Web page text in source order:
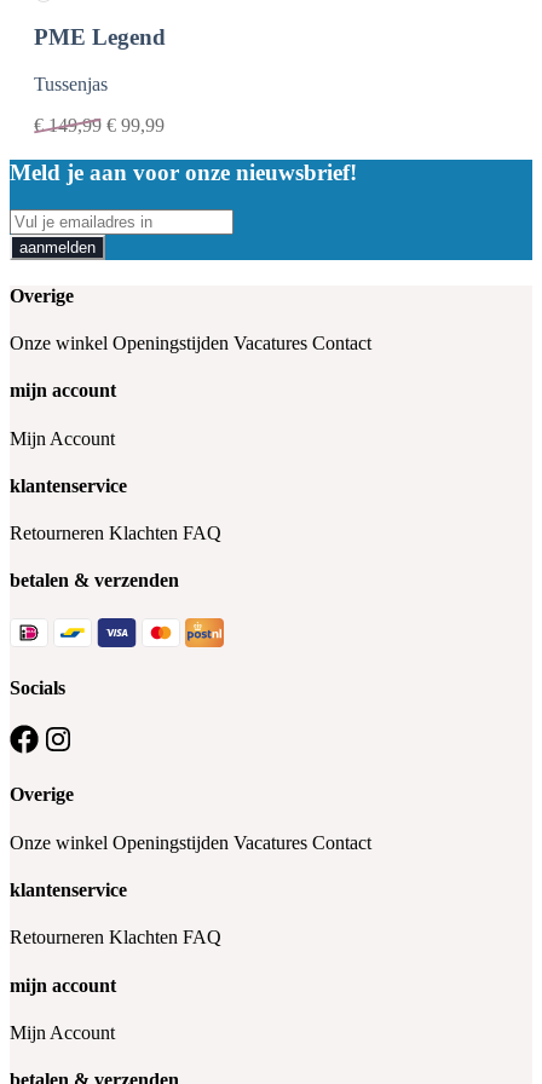
PME Legend
Tussenjas
€149,99 € 99,99
Meld je aan voor onze nieuwsbrief!
aanmelden
Overige
Onze winkel Openingstijden Vacatures Contact
mijn account
Mijn Account
klantenservice
Retourneren Klachten FAQ
betalen & verzenden
Socials
Overige
Onze winkel Openingstijden Vacatures Contact
klantenservice
Retourneren Klachten FAQ
mijn account
Mijn Account
betalen & verzenden